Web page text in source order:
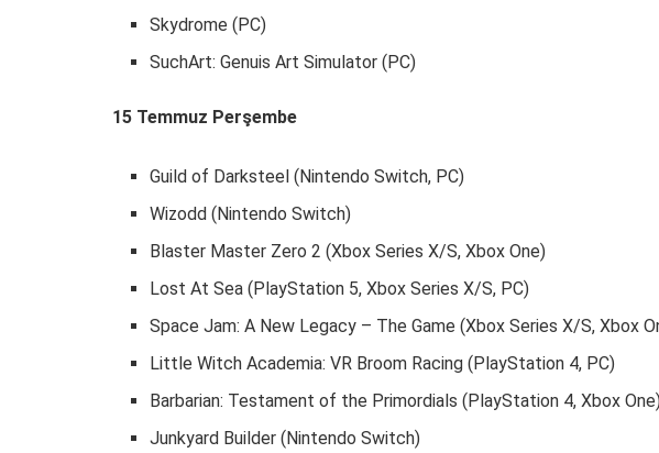
Skydrome (PC)
SuchArt: Genuis Art Simulator (PC)
15 Temmuz Perşembe
Guild of Darksteel (Nintendo Switch, PC)
Wizodd (Nintendo Switch)
Blaster Master Zero 2 (Xbox Series X/S, Xbox One)
Lost At Sea (PlayStation 5, Xbox Series X/S, PC)
Space Jam: A New Legacy – The Game (Xbox Series X/S, Xbox
Little Witch Academia: VR Broom Racing (PlayStation 4, PC)
Barbarian: Testament of the Primordials (PlayStation 4, Xbox
Junkyard Builder (Nintendo Switch)